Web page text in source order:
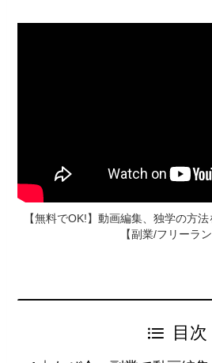
【無料でOK!】動画編集、独学の方
【副業/フリーラン
目次